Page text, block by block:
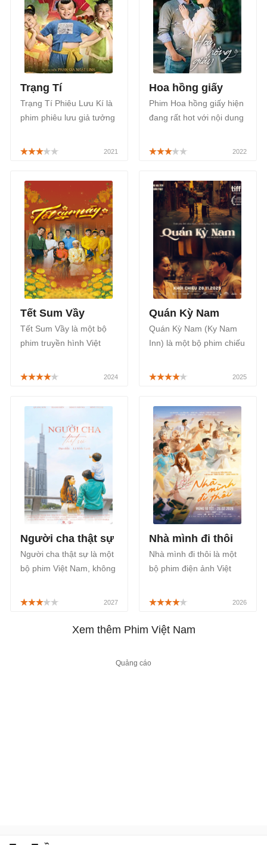
của đạo diễn Trịnh Lê
Phong.
chính thức từ ngày
19/06/2026.
Trạng Tí
Trạng Tí Phiêu Lưu Kí là
phim phiêu lưu giả tưởng
Ngọc Linh và nhà sản
Hoa hồng giấy
Phim Hoa hồng giấy hiện
đang rất hot với nội dung
nhưng cũng đầy đau đớn
Tết Sum Vầy
Tết Sum Vầy là một bộ
phim truyền hình Việt
lý, tình cảm, gia đình lấy
phát sóng lúc 20h00 thứ
2 đến thứ 7 hàng tuần
trên kênh THVL1, bắt đầu
từ ngày 26/01/2024.
Quán Kỳ Nam
Quán Kỳ Nam (Ky Nam
Inn) là một bộ phim chiếu
loại tâm lý, tình cảm được
Bỉnh Phát và Đỗ Thị Hải
Yến đóng chính, được
công chiếu chính thức từ
ngày 28/11/2025.
Người cha thật sự
Người cha thật sự là một
bộ phim Việt Nam, không
chuyện về một người cha
bức tranh chân thực về
Nhà mình đi thôi
Nhà mình đi thôi là một
bộ phim điện ảnh Việt
lý, tình cảm gia đình với
mang đến câu chuyện gia
thức từ ngày 26/02/2026.
Xem thêm Phim Việt Nam